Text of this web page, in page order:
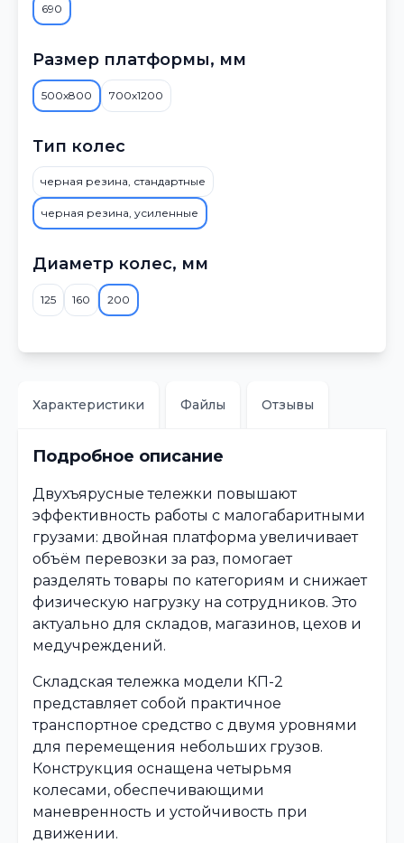
690
Размер платформы, мм
500х800 700х1200
Тип колес
черная резина, стандартные
черная резина, усиленные
Диаметр колес, мм
125 160 200
Характеристики Файлы Отзывы
Подробное описание
Двухъярусные тележки повышают
эффективность работы с малогабаритными
грузами: двойная платформа увеличивает
объём перевозки за раз, помогает
разделять товары по категориям и снижает
физическую нагрузку на сотрудников. Это
актуально для складов, магазинов, цехов и
медучреждений.
Складская тележка модели КП-2
представляет собой практичное
транспортное средство с двумя уровнями
для перемещения небольших грузов.
Конструкция оснащена четырьмя
колесами, обеспечивающими
маневренность и устойчивость при
движении.